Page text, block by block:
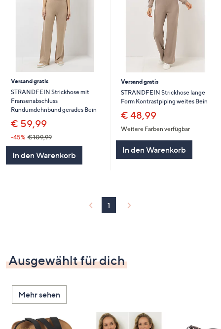
Versand gratis
STRANDFEIN Strickhose mit
Fransenabschluss
Rundumdehnbund gerades Bein
€ 59,99
-45% € 109,99
In den Warenkorb
Versand gratis
STRANDFEIN Strickhose lange
Form Kontrastpiping weites Bein
€ 48,99
Weitere Farben verfügbar
In den Warenkorb
1
Ausgewählt für dich
Mehr sehen